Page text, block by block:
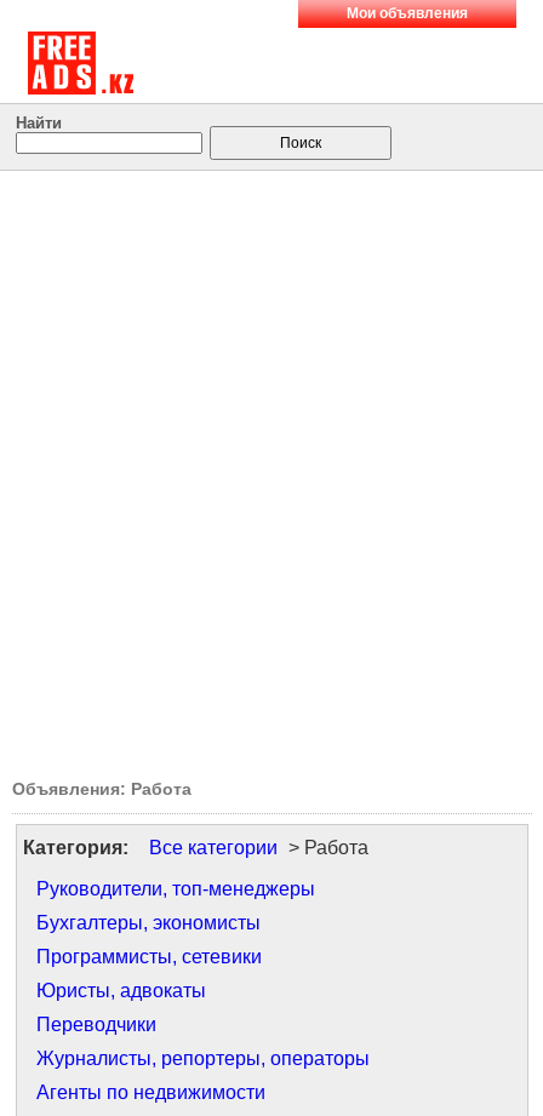
Мои объявления
Найти
Объявления: Работа
Категория: Все категории > Работа
Руководители, топ-менеджеры
Бухгалтеры, экономисты
Программисты, сетевики
Юристы, адвокаты
Переводчики
Журналисты, репортеры, операторы
Агенты по недвижимости